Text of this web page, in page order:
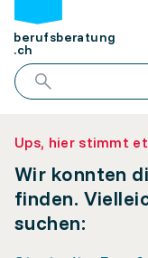
berufsberatung
.ch
Ups, hier stimmt
Wir konnten
finden.
suchen: